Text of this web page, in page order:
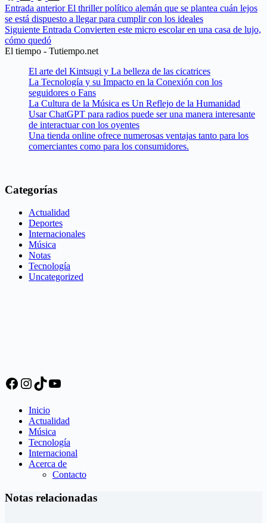
Entrada anteriorEl thriller político alemán que se plantea cuán lejos
se está dispuesto a llegar para cumplir con los ideales
Siguiente Entrada Convierten este micro escolar en una casa de lujo,
cómo quedó
El tiempo - Tutiempo.net
El arte del Kintsugi y La belleza de las cicatrices
La Tecnología y su Impacto en la Conexión con los
seguidores o Fans
La Cultura de la Música es Un Reflejo de la Humanidad
Usar ChatGPT para radios puede ser una manera interesante
de interactuar con los oyentes
Una tienda online ofrece numerosas ventajas tanto para los
comerciantes como para los consumidores.
Categorías
Actualidad
Deportes
Internacionales
Música
Notas
Tecnología
Uncategorized
Facebook
Instagram
TikTok
YouTube
Inicio
Actualidad
Música
Tecnología
Internacional
Acerca de
Contacto
Notas relacionadas